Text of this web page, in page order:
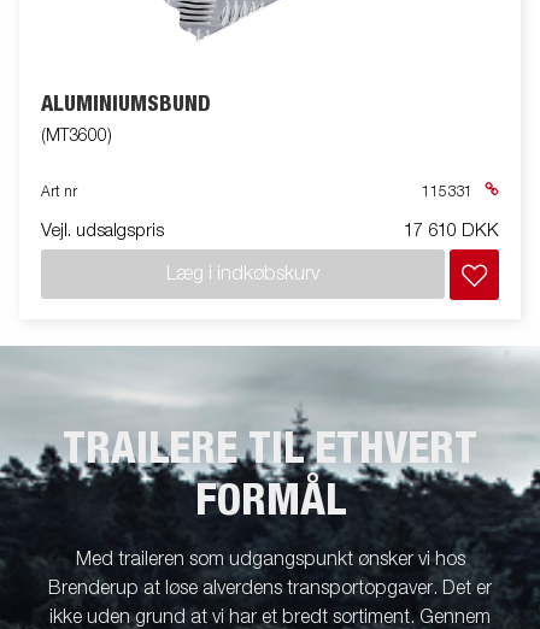
ALUMINIUMSBUND
(MT3600)
Art nr 115331
Vejl. udsalgspris 17 610 DKK
Læg i indkøbskurv
TRAILERE TIL ETHVERT
FORMÅL
Med traileren som udgangspunkt ønsker vi hos
Brenderup at løse alverdens transportopgaver. Det er
ikke uden grund at vi har et bredt sortiment. Gennem